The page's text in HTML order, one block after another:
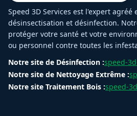
Speed 3D Services est l'expert agréé
désinsectisation et désinfection.
protéger votre santé et votre
ou personnel contre toutes les
Notre site de Désinfection :speed-
Notre site de Nettoyage Extrême :
Notre site Traitement Bois :speed-